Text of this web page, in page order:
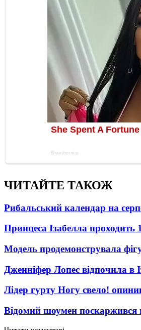
ЧИТАЙТЕ ТАКОЖ
Рибальський календар на
Принцеса Ізабелла проходить
Модель продемонструвала
Дженніфер Лопес відпочила в
Лідер гурту Ногу свело!
Відомий шоумен поскаржився